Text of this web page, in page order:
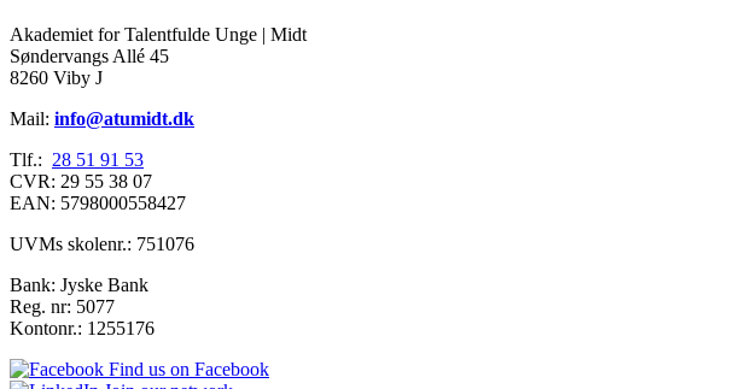
Akademiet for Talentfulde Unge | Midt
Søndervangs Allé 45
8260 Viby J
Mail: info@atumidt.dk
Tlf.: 28 51 91 53
CVR: 29 55 38 07
EAN: 5798000558427
UVMs skolenr.: 751076
Bank: Jyske Bank
Reg. nr: 5077
Kontonr.: 1255176
Find us on Facebook